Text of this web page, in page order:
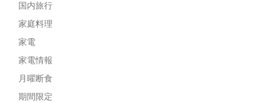
国内旅行
家庭料理
家電
家電情報
月曜断食
期間限定